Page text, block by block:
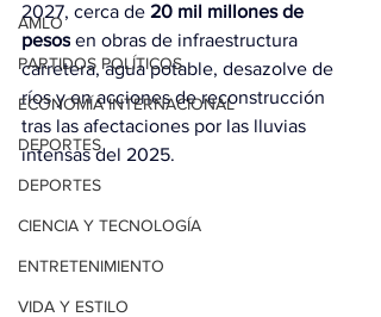
AMLO
PARTIDOS POLÍTICOS
ECONOMÍA INTERNACIONAL
DEPORTES
DEPORTES
CIENCIA Y TECNOLOGÍA
ENTRETENIMIENTO
VIDA Y ESTILO
2027, cerca de 20 mil millones de
pesos en obras de infraestructura
carretera, agua potable, desazolve de
ríos y en acciones de reconstrucción
tras las afectaciones por las lluvias
intensas del 2025.